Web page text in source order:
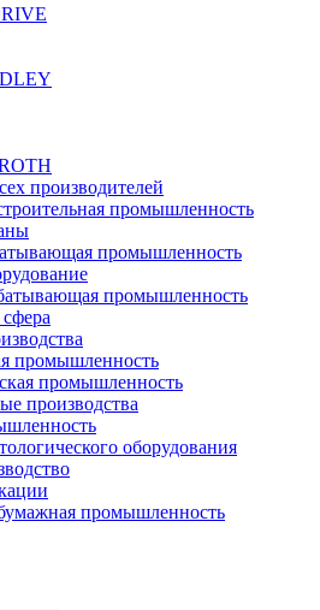
производителей
промышленность
промышленность
промышленность
промышленность
промышленность
производства
оборудования
промышленность